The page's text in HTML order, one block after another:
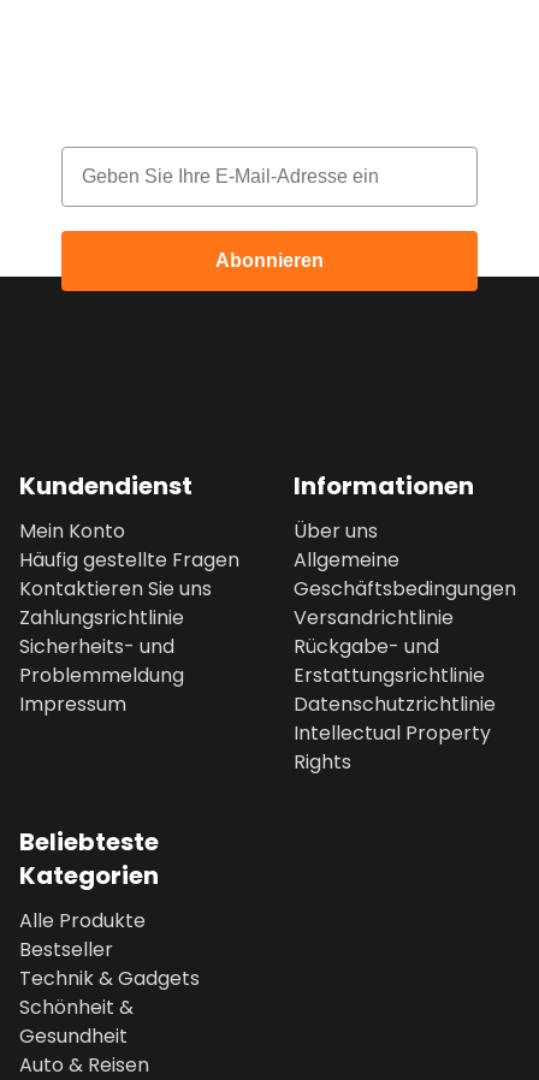
Email
Abonnieren
Kundendienst
Mein Konto
Häufig gestellte Fragen
Kontaktieren Sie uns
Zahlungsrichtlinie
Sicherheits- und
Problemmeldung
Impressum
Informationen
Über uns
Allgemeine
Geschäftsbedingungen
Versandrichtlinie
Rückgabe- und
Erstattungsrichtlinie
Datenschutzrichtlinie
Intellectual Property
Rights
Beliebteste
Kategorien
Alle Produkte
Bestseller
Technik & Gadgets
Schönheit &
Gesundheit
Auto & Reisen